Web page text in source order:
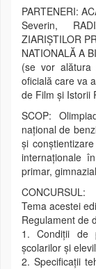
PARTENERI:
Severin,
ZIARIȘTILOR
NATIONALĂ A
(se vor
oficială care va
de Film și Istorii
SCOP:
național de
și
internaționale
primar,
CONCURSUL:
Tema acestei
Regulament de
1. Condiții de
școlarilor și
2. Specificații